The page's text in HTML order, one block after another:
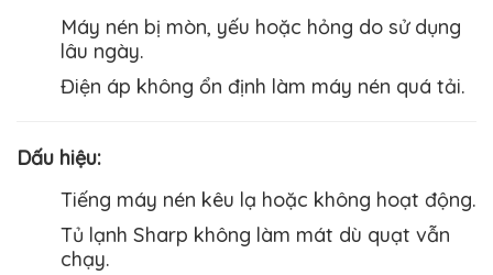
Máy nén bị mòn, yếu hoặc hỏng do sử dụng
lâu ngày.
Điện áp không ổn định làm máy nén quá tải.
Dấu hiệu:
Tiếng máy nén kêu lạ hoặc không hoạt động.
Tủ lạnh Sharp không làm mát dù quạt vẫn
chạy.